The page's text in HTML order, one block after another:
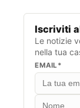
Iscriviti
Le notizie
nella tua
EMAIL*